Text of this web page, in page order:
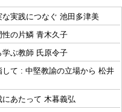
実践につなぐ 池田多津美
の片鱗 青木久子
ぶ教師 氏原令子
て : 中堅教諭の立場から 松井
あたって 木暮義弘